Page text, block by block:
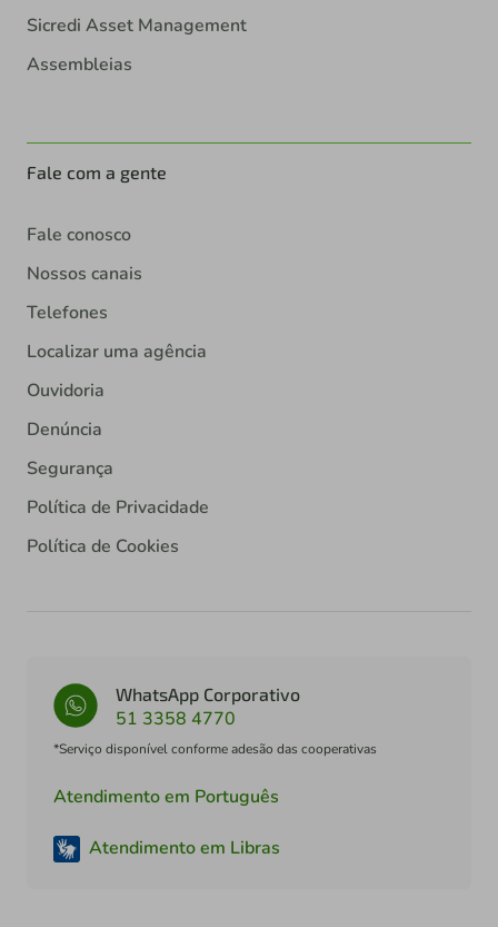
Sicredi Asset Management
Assembleias
Fale com a gente
Fale conosco
Nossos canais
Telefones
Localizar uma agência
Ouvidoria
Denúncia
Segurança
Política de Privacidade
Política de Cookies
WhatsApp Corporativo
51 3358 4770
*Serviço disponível conforme adesão das cooperativas
Atendimento em Português
Atendimento em Libras